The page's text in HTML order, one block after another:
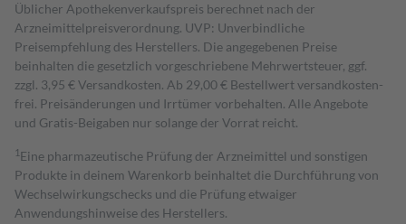
Üblicher Apothekenverkaufspreis berechnet nach der
Arzneimittelpreisverordnung. UVP: Unverbindliche
Preisempfehlung des Herstellers. Die angegebenen Preise
beinhalten die gesetzlich vorgeschriebene Mehrwertsteuer, ggf.
zzgl. 3,95 € Versandkosten. Ab 29,00 € Bestell­wert versand­kosten­
frei. Preisänderungen und Irrtümer vorbehalten. Alle Angebote
und Gratis-Beigaben nur solange der Vorrat reicht.
1 Eine pharmazeutische Prüfung der Arzneimittel und sonstigen
Produkte in deinem Warenkorb beinhaltet die Durchführung von
Wechselwirkungschecks und die Prüfung etwaiger
Anwendungshinweise des Herstellers.